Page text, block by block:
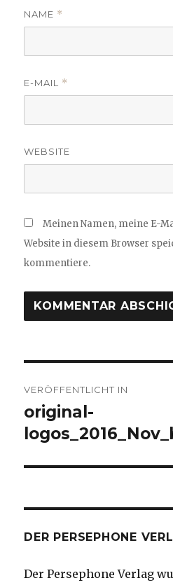
NAME *
E-MAIL *
WEBSITE
Meinen Namen, meine E-
Website in diesem Browser
kommentiere.
Navigation
VERÖFFENTLICHT IN
original-
DER PERSEPHONE
Der Persephone Verlag